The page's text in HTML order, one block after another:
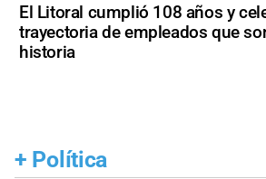
El Litoral cumplió 108 años y
trayectoria de empleados que
historia
+ Política